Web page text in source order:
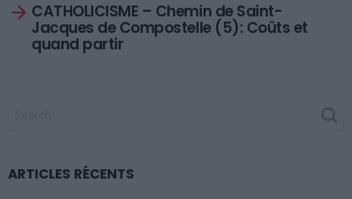
CATHOLICISME – Chemin de Saint-
Jacques de Compostelle (5): Coûts et
quand partir
ARTICLES RÉCENTS